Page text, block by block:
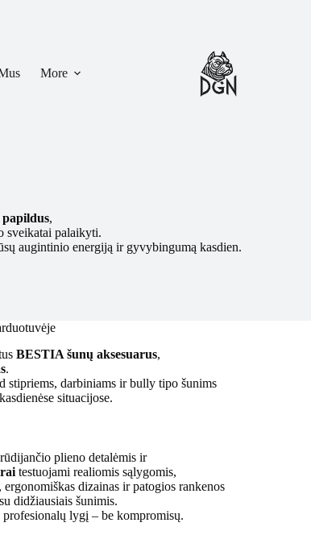
More
,
sveikatai palaikyti.
augintinio energiją ir gyvybingumą kasdien.
BESTIA šunų aksesuarus,
.
stipriems, darbiniams ir bully tipo šunims
situacijose.
plieno detalėmis ir
testuojami realiomis sąlygomis,
dizainas ir patogios rankenos
didžiausiais šunimis.
lygį – be kompromisų.